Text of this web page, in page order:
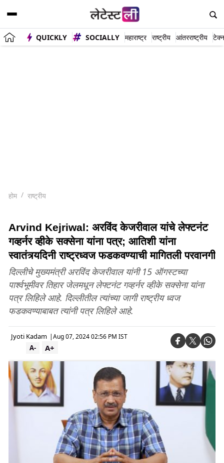
QUICKLY SOCIALLY महाराष्ट्र राष्ट्रीय आंतरराष्ट्रीय
होम राष्ट्रीय
Arvind Kejriwal: अरविंद केजरीवाल यांचे लेफ्टनंट
गव्हर्नर व्हीके सक्सेना यांना पत्र; आतिशी यांना
स्वातंत्र्यदिनी राष्ट्रध्वज फडकवण्याची मागितली परवानगी
दिल्लीचे मुख्यमंत्री अरविंद केजरीवाल यांनी 15 ऑगस्टच्या
पार्श्वभूमीवर तिहार जेलमधून लेफ्टनंट गव्हर्नर व्हीके सक्सेना यांना
पत्र लिहिले आहे. दिल्लीतील त्यांच्या जागी राष्ट्रीय ध्वज
फडकवण्याबाबत त्यांनी पत्र लिहिले आहे.
Jyoti Kadam |Aug 07, 2024 02:56 PM IST
A+
A-